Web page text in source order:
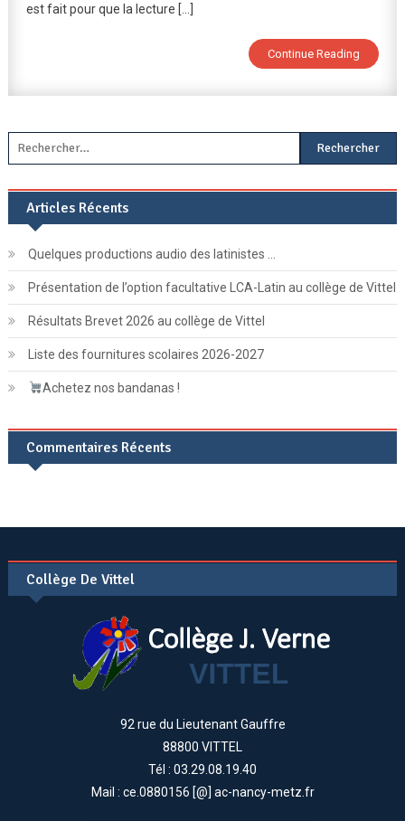
?
!
est fait pour que la lecture […]
Continue Reading
Rechercher :
Articles Récents
Quelques productions audio des latinistes …
Présentation de l’option facultative LCA-Latin au collège de Vittel
Résultats Brevet 2026 au collège de Vittel
Liste des fournitures scolaires 2026-2027
Achetez nos bandanas !
Commentaires Récents
Collège De Vittel
92 rue du Lieutenant Gauffre
88800 VITTEL
Tél : 03.29.08.19.40
Mail : ce.0880156 [@] ac-nancy-metz.fr